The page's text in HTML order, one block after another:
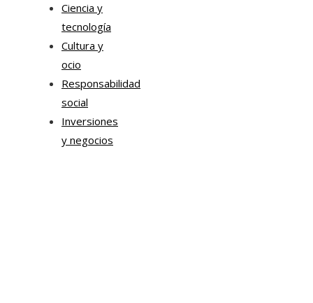
Ciencia y
tecnología
Cultura y
ocio
Responsabilidad
social
Inversiones
y negocios